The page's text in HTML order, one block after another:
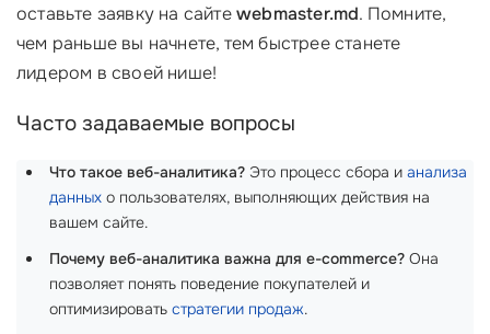
оставьте заявку на сайтеwebmaster.md. Помните,
чем раньше вы начнете, тем быстрее станете
лидером в своей нише!
Часто задаваемые вопросы
Что такое веб-аналитика? Это процесс сбора и анализа
данных о пользователях, выполняющих действия на
вашем сайте.
Почему веб-аналитика важна для e-commerce? Она
позволяет понять поведение покупателей и
оптимизировать стратегии продаж.